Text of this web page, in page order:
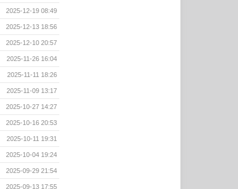
2025-12-19 08:49
2025-12-13 18:56
2025-12-10 20:57
2025-11-26 16:04
2025-11-11 18:26
2025-11-09 13:17
2025-10-27 14:27
2025-10-16 20:53
2025-10-11 19:31
2025-10-04 19:24
2025-09-29 21:54
2025-09-13 17:55